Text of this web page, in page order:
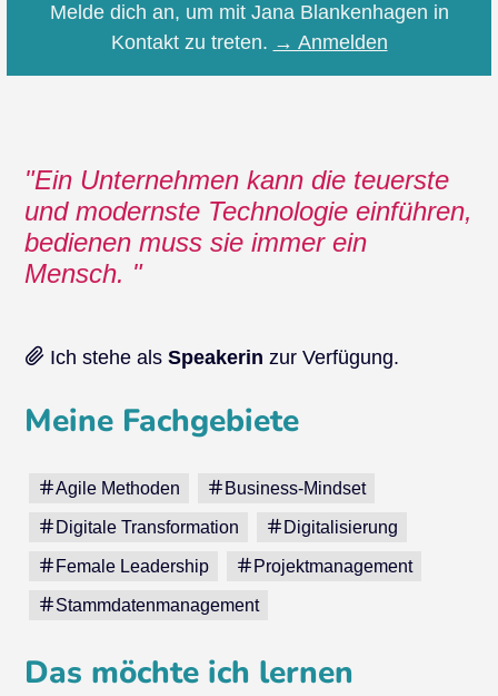
Melde dich an, um mit Jana Blankenhagen in
Kontakt zu treten. → Anmelden
Ein Unternehmen kann die teuerste
und modernste Technologie einführen,
bedienen muss sie immer ein
Mensch.
Ich stehe alsSpeakerin zur Verfügung.
Meine Fachgebiete
Agile Methoden Business-Mindset
Digitale Transformation Digitalisierung
Female Leadership Projektmanagement
Stammdatenmanagement
Das möchte ich lernen